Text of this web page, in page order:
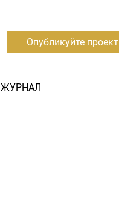
ЖУРНАЛ
Опубликуйте проект